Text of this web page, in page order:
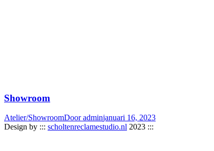
Showroom
Atelier/ShowroomDooradminjanuari 16, 2023
Design by ::: scholtenreclamestudio.nl 2023 :::